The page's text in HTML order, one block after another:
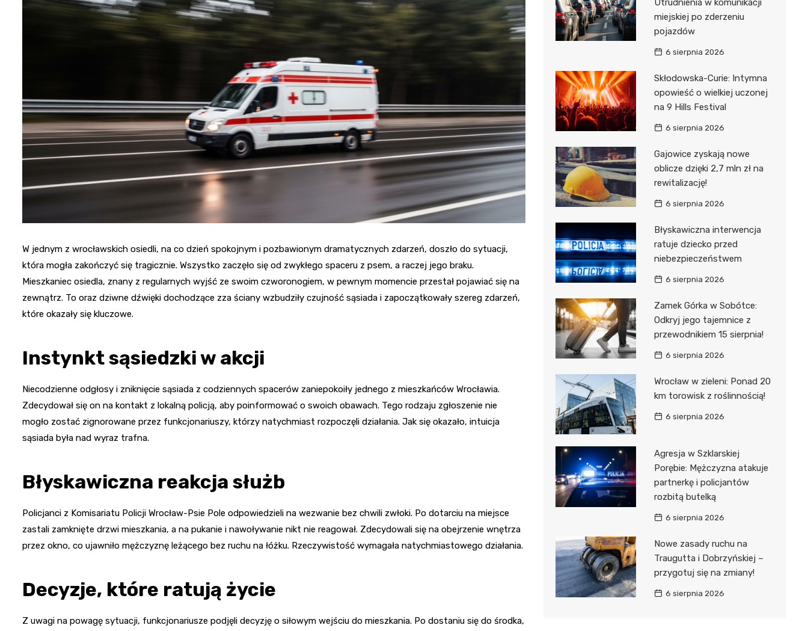
W jednym z wrocławskich osiedli, na co dzień spokojnym i pozbawionym dramatycznych zdarzeń, doszło do sytuacji,
która mogła zakończyć się tragicznie. Wszystko zaczęło się od zwykłego spaceru z psem, a raczej jego braku.
Mieszkaniec osiedla, znany z regularnych wyjść ze swoim czworonogiem, w pewnym momencie przestał pojawiać się na
zewnątrz. To oraz dziwne dźwięki dochodzące zza ściany wzbudziły czujność sąsiada i zapoczątkowały szereg zdarzeń,
które okazały się kluczowe.
Instynkt sąsiedzki w akcji
Niecodzienne odgłosy i zniknięcie sąsiada z codziennych spacerów zaniepokoiły jednego z mieszkańców Wrocławia.
Zdecydował się on na kontakt z lokalną policją, aby poinformować o swoich obawach. Tego rodzaju zgłoszenie nie
mogło zostać zignorowane przez funkcjonariuszy, którzy natychmiast rozpoczęli działania. Jak się okazało, intuicja
sąsiada była nad wyraz trafna.
Błyskawiczna reakcja służb
Policjanci z Komisariatu Policji Wrocław-Psie Pole odpowiedzieli na wezwanie bez chwili zwłoki. Po dotarciu na miejsce
zastali zamknięte drzwi mieszkania, a na pukanie i nawoływanie nikt nie reagował. Zdecydowali się na obejrzenie wnętrza
przez okno, co ujawniło mężczyznę leżącego bez ruchu na łóżku. Rzeczywistość wymagała natychmiastowego działania.
Decyzje, które ratują życie
Z uwagi na powagę sytuacji, funkcjonariusze podjęli decyzję o siłowym wejściu do mieszkania. Po dostaniu się do środka,
Utrudnienia w komunikacji
miejskiej po zderzeniu
pojazdów
6 sierpnia 2026
Skłodowska-Curie: Intymna
opowieść o wielkiej uczonej
na 9 Hills Festival
6 sierpnia 2026
Gajowice zyskają nowe
oblicze dzięki 2,7 mln zł na
rewitalizację!
6 sierpnia 2026
Błyskawiczna interwencja
ratuje dziecko przed
niebezpieczeństwem
6 sierpnia 2026
Zamek Górka w Sobótce:
Odkryj jego tajemnice z
przewodnikiem 15 sierpnia!
6 sierpnia 2026
Wrocław w zieleni: Ponad 20
km torowisk z roślinnością!
6 sierpnia 2026
Agresja w Szklarskiej
Porębie: Mężczyzna atakuje
partnerkę i policjantów
rozbitą butelką
6 sierpnia 2026
Nowe zasady ruchu na
Traugutta i Dobrzyńskiej –
przygotuj się na zmiany!
6 sierpnia 2026